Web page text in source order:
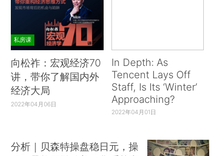
推荐阅读
私房课
向松祚：宏观经济70
2022年04月06日
In Depth: As
Tencent Lays Off
Approaching?
2022年04月01日